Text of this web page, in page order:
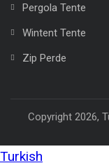
Pergola Tente
Wintent Tente
Zip Perde
Copyright 2026,
Turkish